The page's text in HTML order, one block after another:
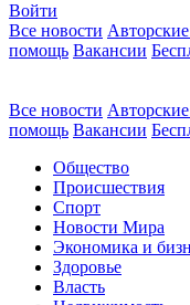
Войти
Все новости
помощь Вакансии
Все новости
помощь Вакансии
Общество
Происшествия
Спорт
Новости Мира
Экономика и
Здоровье
Власть